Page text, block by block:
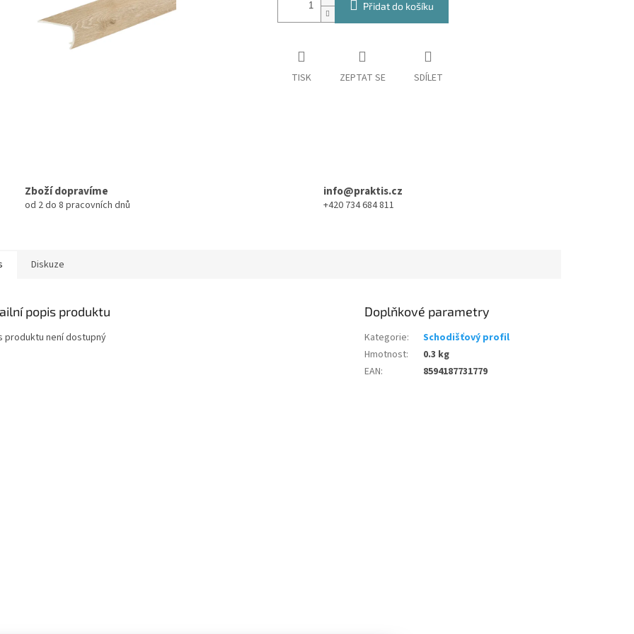
Přidat do košíku
TISK ZEPTAT SE SDÍLET
Zboží dopravíme
od 2 do 8 pracovních dnů
info@praktis.cz
+420 734 684 811
Diskuze
popis produktu
produktu není dostupný
Doplňkové parametry
Kategorie:
Schodišťový profil
Hmotnost:
0.3 kg
EAN: 8594187731779